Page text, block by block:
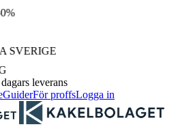
SVERIGE
leverans
GuiderFör proffsLogga in